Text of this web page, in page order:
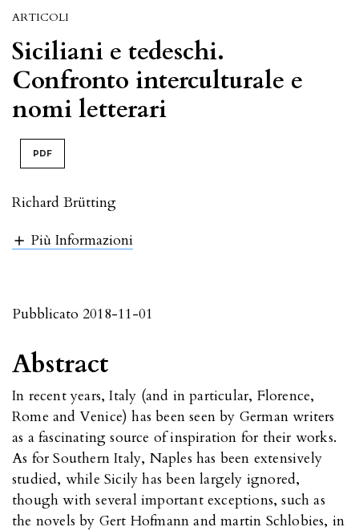
ARTICOLI
Siciliani e tedeschi.
Confronto interculturale e
nomi letterari
PDF
Richard Brütting
Più Informazioni
Pubblicato 2018-11-01
Abstract
In recent years, Italy (and in particular, Florence,
Rome and Venice) has been seen by German writers
as a fascinating source of inspiration for their works.
As for Southern Italy, Naples has been extensively
studied, while Sicily has been largely ignored,
though with several important exceptions, such as
the novels by Gert Hofmann and martin Schlobies, in